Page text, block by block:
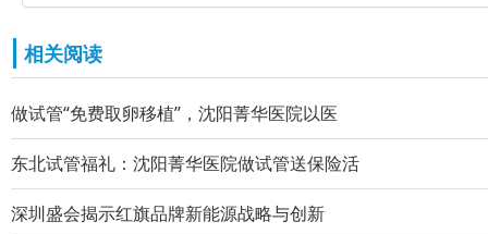
相关阅读
做试管“免费取卵移植”，沈阳菁华医院以医
东北试管福礼：沈阳菁华医院做试管送保险活
深圳盛会揭示红旗品牌新能源战略与创新